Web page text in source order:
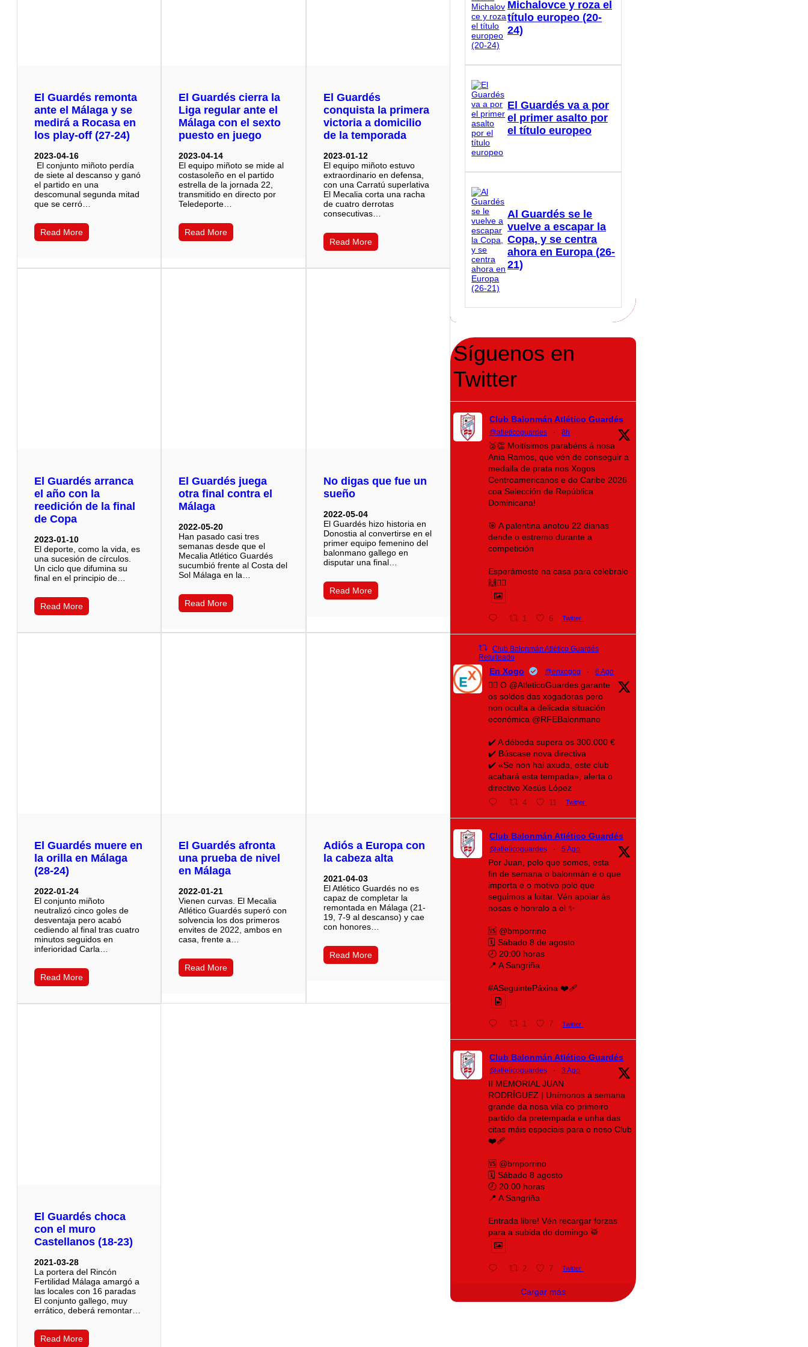
El Guardés remonta
ante el Málaga y se
medirá a Rocasa en
los play-off (27-24)
2023-04-16
El conjunto miñoto perdía
de siete al descanso y ganó
el partido en una
descomunal segunda mitad
que se cerró…
Read More
El Guardés cierra la
Liga regular ante el
Málaga con el sexto
puesto en juego
2023-04-14
El equipo miñoto se mide al
costasoleño en el partido
estrella de la jornada 22,
transmitido en directo por
Teledeporte…
Read More
El Guardés
conquista la primera
victoria a domicilio
de la temporada
2023-01-12
El equipo miñoto estuvo
extraordinario en defensa,
con una Carratú superlativa
El Mecalia corta una racha
de cuatro derrotas
consecutivas…
Read More
El Guardés arranca
el año con la
reedición de la final
de Copa
2023-01-10
El deporte, como la vida, es
una sucesión de círculos.
Un ciclo que difumina su
final en el principio de…
Read More
El Guardés juega
otra final contra el
Málaga
2022-05-20
Han pasado casi tres
semanas desde que el
Mecalia Atlético Guardés
sucumbió frente al Costa del
Sol Málaga en la…
Read More
No digas que fue un
sueño
2022-05-04
El Guardés hizo historia en
Donostia al convertirse en el
primer equipo femenino del
balonmano gallego en
disputar una final…
Read More
El Guardés muere en
la orilla en Málaga
(28-24)
2022-01-24
El conjunto miñoto
neutralizó cinco goles de
desventaja pero acabó
cediendo al final tras cuatro
minutos seguidos en
inferioridad Carla…
Read More
El Guardés afronta
una prueba de nivel
en Málaga
2022-01-21
Vienen curvas. El Mecalia
Atlético Guardés superó con
solvencia los dos primeros
envites de 2022, ambos en
casa, frente a…
Read More
Adiós a Europa con
la cabeza alta
2021-04-03
El Atlético Guardés no es
capaz de completar la
remontada en Málaga (21-
19, 7-9 al descanso) y cae
con honores…
Read More
El Guardés choca
con el muro
Castellanos (18-23)
2021-03-28
La portera del Rincón
Fertilidad Málaga amargó a
las locales con 16 paradas
El conjunto gallego, muy
errático, deberá remontar…
Read More
Michalovce y roza el
título europeo (20-
24)
El Guardés va a por
el primer asalto por
el título europeo
Al Guardés se le
vuelve a escapar la
Copa, y se centra
ahora en Europa (26-
21)
Síguenos en
Twitter
Club Balonmán Atlético Guardés
@atleticoguardes · 8h
🥈👏 Moitísimos parabéns á nosa
Ania Ramos, que vén de conseguir a
medalla de prata nos Xogos
Centroamericanos e do Caribe 2026
coa Selección de República
Dominicana!
🎯 A palentina anotou 22 dianas
dende o estremo durante a
competición
Esperámoste na casa para celebralo
🙌❤️‍🔥
1 6 Twitter
Club Balonmán Atlético Guardés
Retuiteado
En Xogo @enxogog · 6 Ago
🤾‍♀️ O @AtleticoGuardes garante
os soldos das xogadoras pero
non oculta a delicada situación
económica @RFEBalonmano
✔️ A débeda supera os 300.000 €
✔️ Búscase nova directiva
✔️ «Se non hai axuda, este club
acabará esta tempada», alerta o
directivo Xesús López
4 11 Twitter
Club Balonmán Atlético Guardés
@atleticoguardes · 5 Ago
Por Juan, polo que somos, esta
fin de semana o balonmán é o que
importa e o motivo polo que
seguimos a loitar. Vén apoiar ás
nosas e honralo a el ✨
🆚 @bmporrino
🗓️ Sábado 8 de agosto
🕗 20:00 horas
📍 A Sangriña
#ASeguintePáxina ❤️‍🩹
1 7 Twitter
Club Balonmán Atlético Guardés
@atleticoguardes · 3 Ago
II MEMORIAL JUAN
RODRÍGUEZ | Unímonos á semana
grande da nosa vila co primeiro
partido da pretempada e unha das
citas máis especiais para o noso Club
❤️‍🩹
🆚 @bmporrino
🗓️ Sábado 8 agosto
🕗 20:00 horas
📍 A Sangriña
Entrada libre! Vén recargar forzas
para a subida do domingo 🥁
2 7 Twitter
Cargar más